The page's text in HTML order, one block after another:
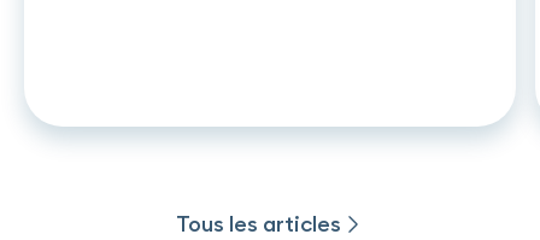
Tous les articles